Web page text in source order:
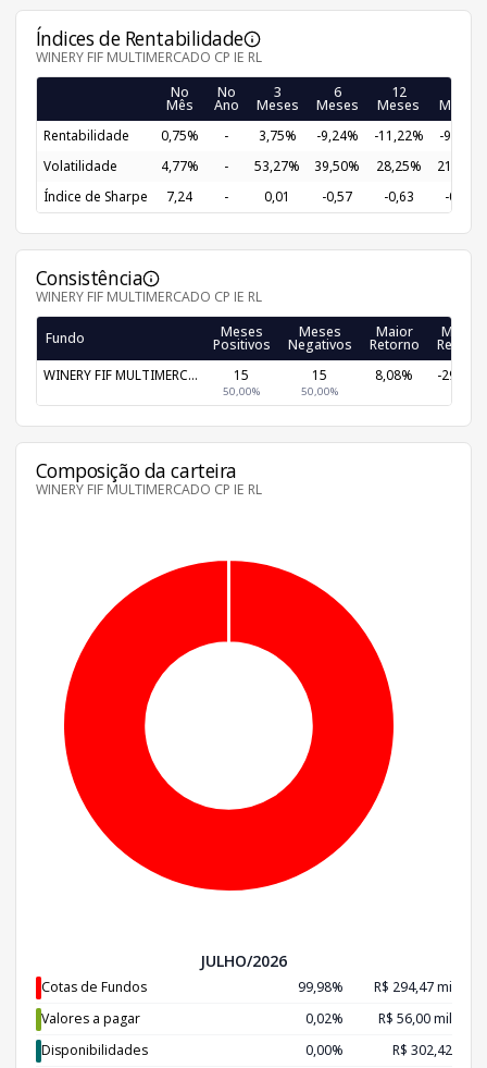
Índices de Rentabilidade
WINERY FIF MULTIMERCADO CP IE RL
No
Mês
No
Ano
3
Meses
6
Meses
12
Meses Meses
Rentabilidade 0,75% - 3,75% -9,24% -11,22%
-9,77%
Volatilidade
4,77% - 53,27% 39,50% 28,25%
21,20%
Índice de Sharpe
7,24 - 0,01 -0,57 -0,63 -0,60
Consistência
WINERY FIF MULTIMERCADO CP IE RL
Fundo Meses
Positivos
Meses
Negativos
Maior
Retorno
Menor
Retorno
WINERY FIF MULTIMERC... 15
50,00%
15
50,00%
8,08% -29,99%
Composição da carteira
WINERY FIF MULTIMERCADO CP IE RL
JULHO/2026
Cotas de Fundos 99,98%
R$ 294,47 mi
Valores a pagar
0,02%
R$ 56,00 mil
Disponibilidades
0,00%
R$ 302,42